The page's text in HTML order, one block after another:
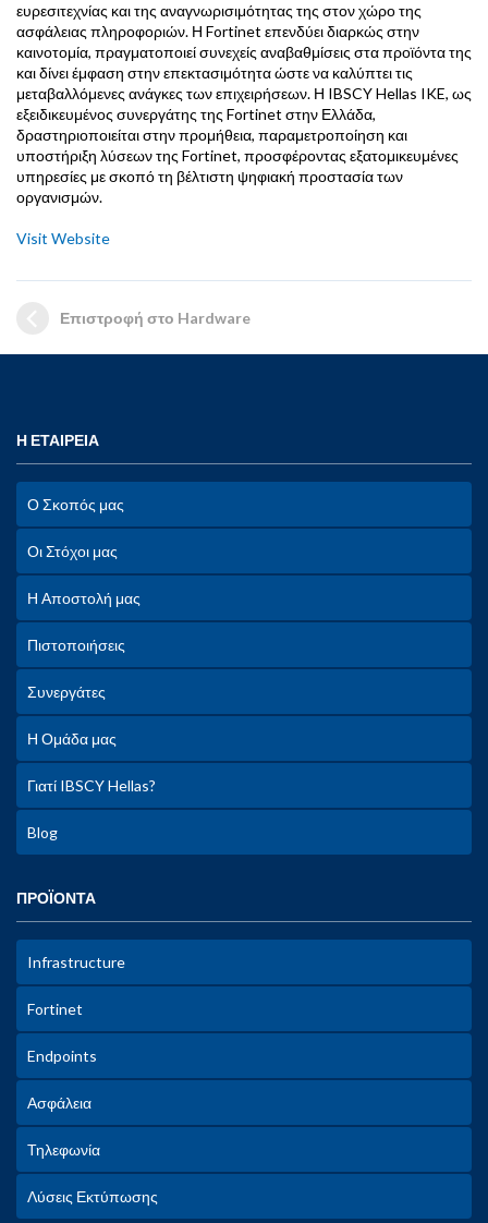
ευρεσιτεχνίας και της αναγνωρισιμότητας της στον χώρο της
ασφάλειας πληροφοριών. Η Fortinet επενδύει διαρκώς στην
καινοτομία, πραγματοποιεί συνεχείς αναβαθμίσεις στα προϊόντα της
και δίνει έμφαση στην επεκτασιμότητα ώστε να καλύπτει τις
μεταβαλλόμενες ανάγκες των επιχειρήσεων. Η IBSCY Hellas IKE, ως
εξειδικευμένος συνεργάτης της Fortinet στην Ελλάδα,
δραστηριοποιείται στην προμήθεια, παραμετροποίηση και
υποστήριξη λύσεων της Fortinet, προσφέροντας εξατομικευμένες
υπηρεσίες με σκοπό τη βέλτιστη ψηφιακή προστασία των
οργανισμών.
Visit Website
Επιστροφή στο Hardware
Η ΕΤΑΙΡΕΙΑ
Ο Σκοπός μας
Οι Στόχοι μας
Η Αποστολή μας
Πιστοποιήσεις
Συνεργάτες
Η Ομάδα μας
Γιατί IBSCY Hellas?
Blog
ΠΡΟΪΟΝΤΑ
Infrastructure
Fortinet
Endpoints
Ασφάλεια
Τηλεφωνία
Λύσεις Εκτύπωσης